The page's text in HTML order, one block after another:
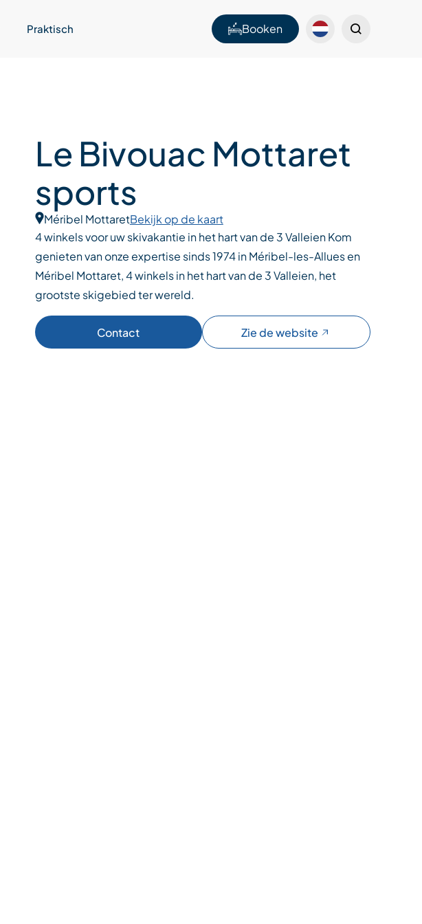
Praktisch Booken
Le Bivouac Mottaret
sports
Méribel MottaretBekijk op de kaart
4 winkels voor uw skivakantie in het hart van de 3 Valleien Kom
genieten van onze expertise sinds 1974 in Méribel-les-Allues en
Méribel Mottaret, 4 winkels in het hart van de 3 Valleien, het
grootste skigebied ter wereld.
Contact Zie de website